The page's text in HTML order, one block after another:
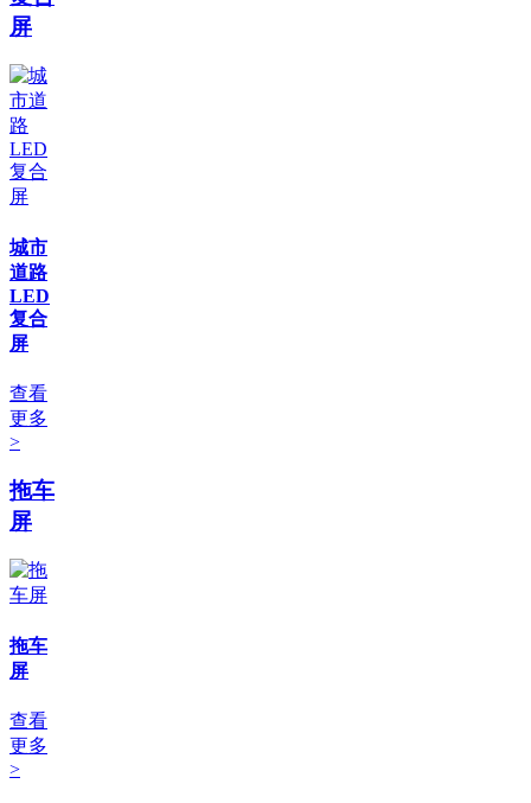
屏
城市
道路
LED
复合
屏
查看
更多
>
拖车
屏
拖车
屏
查看
更多
>